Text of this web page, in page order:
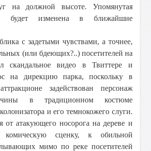
на должной высоте. Упомянутая
будет изменена в ближайшие
с задетыми чувствами, а точнее,
(или бдеющих?..) посетителей на
скандальное видео в Твиттере и
на дирекцию парка, поскольку в
задействован персонаж
в традиционном костюме
и его темнокожего слуги.
от атакующего носорога на дереве и
комическую сценку, к обильной
мимо по реке посетителей